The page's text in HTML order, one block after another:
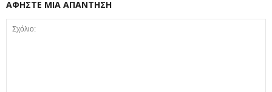
ΑΦΗΣΤΕ ΜΙΑ ΑΠΑΝΤΗΣΗ